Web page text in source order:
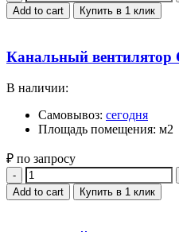
Add to cart Купить в 1 клик
Канальный вентилятор
В наличии:
Самовывоз: сегодня
Площадь помещения: м2
₽ по запросу
Quantity
Add to cart Купить в 1 клик